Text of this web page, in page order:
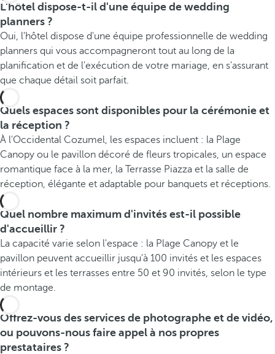
L'hôtel dispose-t-il d'une équipe de wedding
planners ?
Oui, l'hôtel dispose d'une équipe professionnelle de wedding
planners qui vous accompagneront tout au long de la
planification et de l'exécution de votre mariage, en s'assurant
que chaque détail soit parfait.
Quels espaces sont disponibles pour la cérémonie et
la réception ?
À l'Occidental Cozumel, les espaces incluent : la Plage
Canopy ou le pavillon décoré de fleurs tropicales, un espace
romantique face à la mer, la Terrasse Piazza et la salle de
réception, élégante et adaptable pour banquets et réceptions.
Quel nombre maximum d'invités est-il possible
d'accueillir ?
La capacité varie selon l'espace : la Plage Canopy et le
pavillon peuvent accueillir jusqu'à 100 invités et les espaces
intérieurs et les terrasses entre 50 et 90 invités, selon le type
de montage.
Offrez-vous des services de photographe et de vidéo,
ou pouvons-nous faire appel à nos propres
prestataires ?